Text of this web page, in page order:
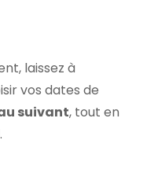
laissez à
vos dates de
suivant, tout en